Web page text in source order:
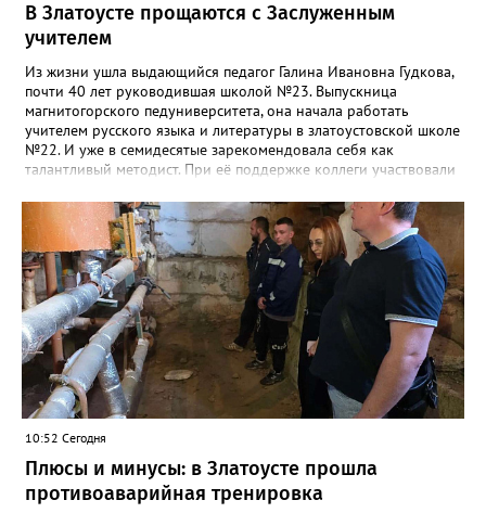
В Златоусте прощаются с Заслуженным
учителем
Из жизни ушла выдающийся педагог Галина Ивановна Гудкова,
почти 40 лет руководившая школой №23. Выпускница
магнитогорского педуниверситета, она начала работать
учителем русского языка и литературы в златоустовской школе
№22. И уже в семидесятые зарекомендовала себя как
талантливый методист. При её поддержке коллеги участвовали
«Благодаря её мудрому руководству в школе сформировался
сильный педагогический коллектив, объединённый общими
ценностями и любовью к своему делу. Для многих Галина
Ивановна навсегда останется не только талантливым
руководителем, но и настоящим Учителем с большой буквы», -
говорится в сообществе школы №23 во ВКонтакте. Свои
соболезнования семье Галины Ивановны выразил глава
Златоуста Олег Решетников. «Её вклад зафиксирован в
важнейших документах школы, но главное - он остался в
людях: в тех учителях, которых она поддержала, в тех
учениках, которых она вдохновила. Заслуженный учитель РФ,
«Отличник народного просвещения», обладатель медали «За
доблестный труд», Галина Ивановна оставила не только
награды и документы, но и работающий, живой механизм
школы, который продолжает жить её принципами», - говорится
в некрологе.
10:52 Сегодня
Плюсы и минусы: в Златоусте прошла
противоаварийная тренировка